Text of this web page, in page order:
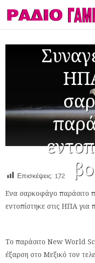
Επισκέψεις: 172
Ενα σαρκοφάγο παράσιτο
εντοπίστηκε στις ΗΠΑ
Το παράσιτο New World
έξαρση στο Μεξικό τον